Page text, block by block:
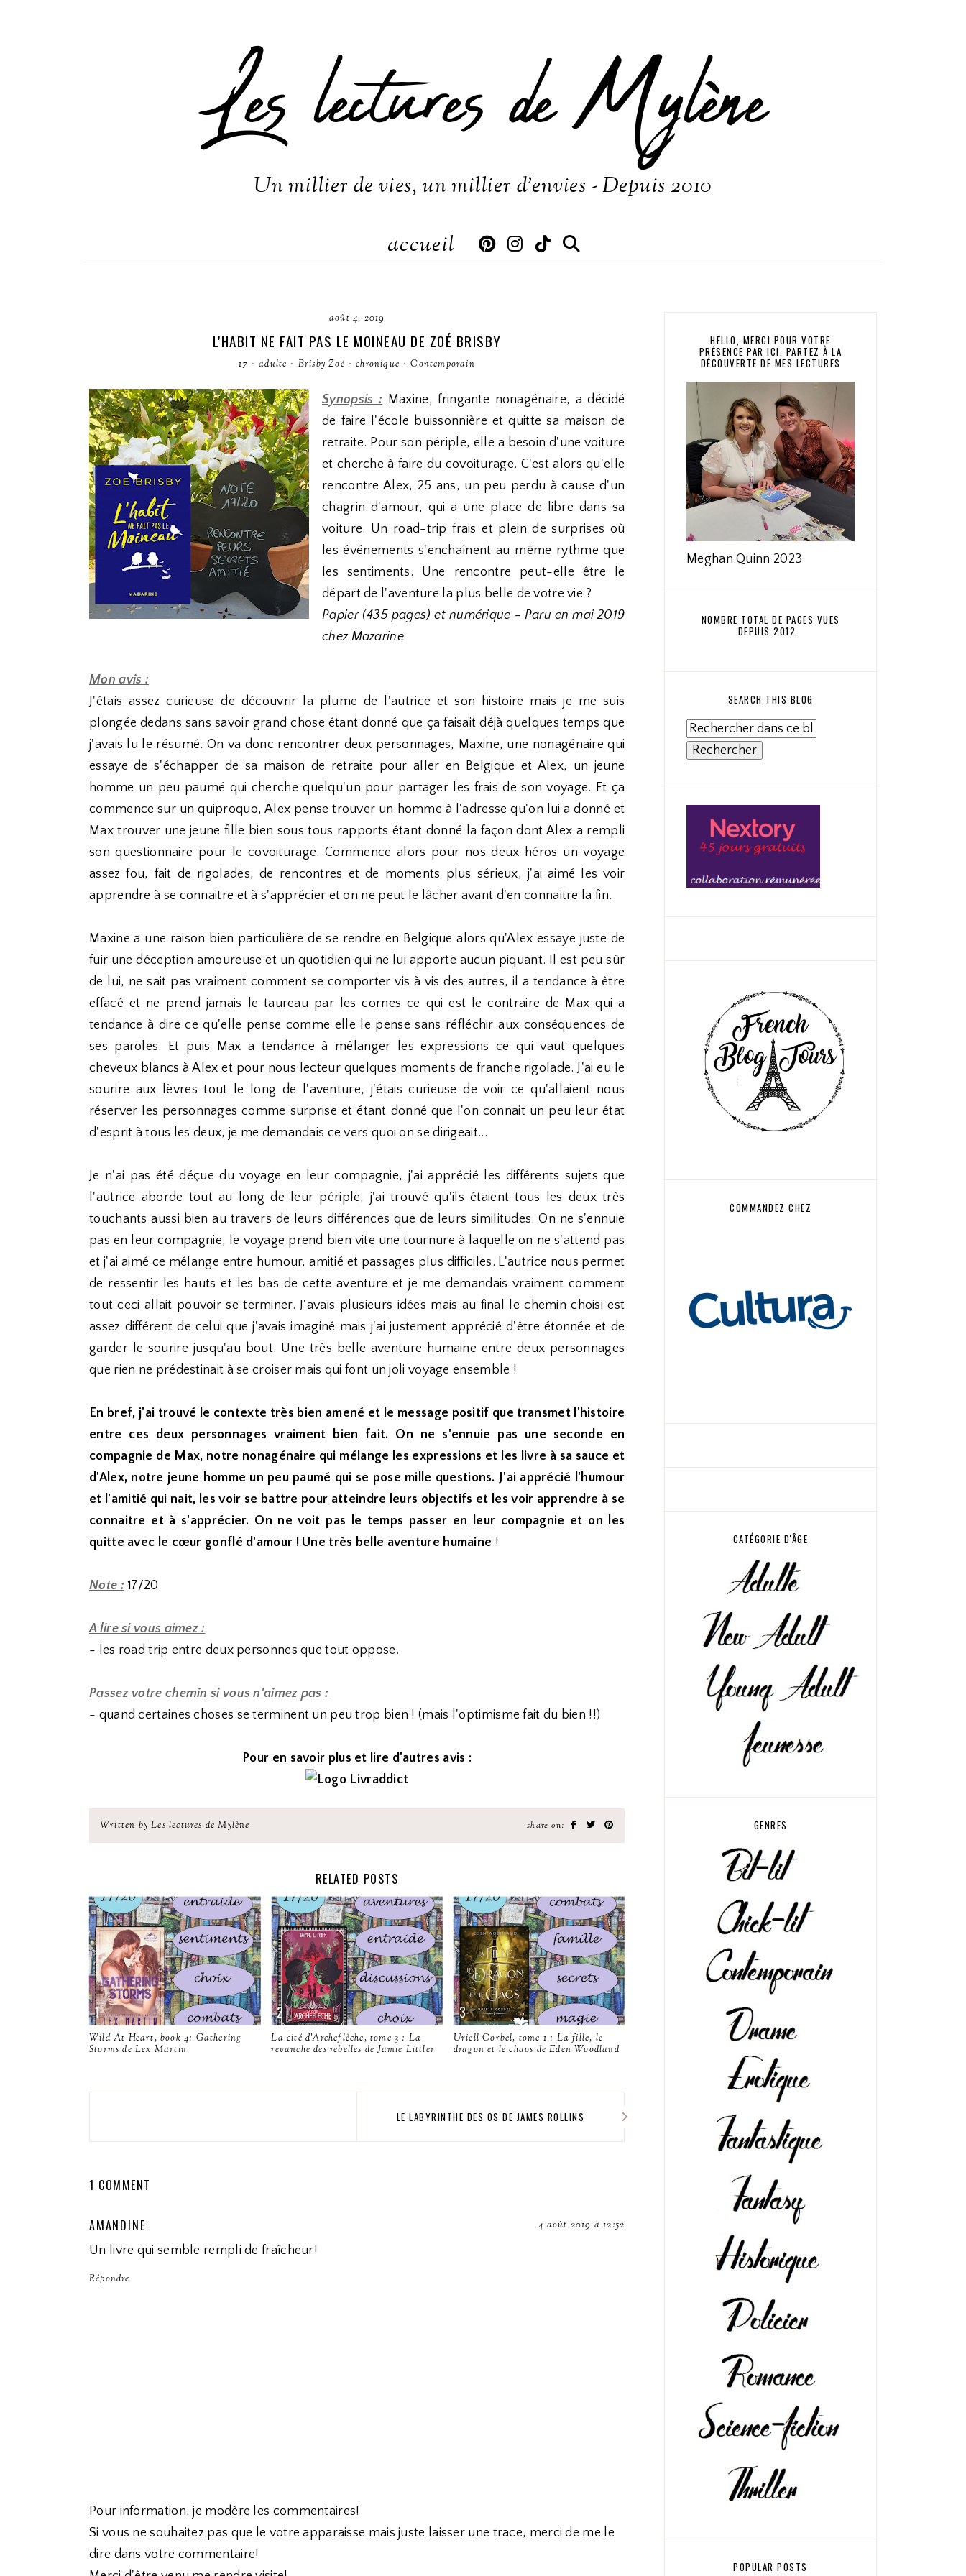
Les lectures de Mylène
Un millier de vies, un millier d'envies - Depuis 2010
accueil
août 4, 2019
L'HABIT NE FAIT PAS LE MOINEAU DE ZOÉ BRISBY
17 · adulte · Brisby Zoé · chronique · Contemporain
Synopsis : Maxine, fringante nonagénaire, a décidé
de faire l'école buissonnière et quitte sa maison de
retraite. Pour son périple, elle a besoin d'une voiture
et cherche à faire du covoiturage. C'est alors qu'elle
rencontre Alex, 25 ans, un peu perdu à cause d'un
chagrin d'amour, qui a une place de libre dans sa
voiture. Un road-trip frais et plein de surprises où
les événements s'enchaînent au même rythme que
les sentiments. Une rencontre peut-elle être le
départ de l'aventure la plus belle de votre vie ?
Papier (435 pages) et numérique - Paru en mai 2019
chez Mazarine
Mon avis :
J'étais assez curieuse de découvrir la plume de l'autrice et son histoire mais je me suis
plongée dedans sans savoir grand chose étant donné que ça faisait déjà quelques temps que
j'avais lu le résumé. On va donc rencontrer deux personnages, Maxine, une nonagénaire qui
essaye de s'échapper de sa maison de retraite pour aller en Belgique et Alex, un jeune
homme un peu paumé qui cherche quelqu'un pour partager les frais de son voyage. Et ça
commence sur un quiproquo, Alex pense trouver un homme à l'adresse qu'on lui a donné et
Max trouver une jeune fille bien sous tous rapports étant donné la façon dont Alex a rempli
son questionnaire pour le covoiturage. Commence alors pour nos deux héros un voyage
assez fou, fait de rigolades, de rencontres et de moments plus sérieux, j'ai aimé les voir
apprendre à se connaitre et à s'apprécier et on ne peut le lâcher avant d'en connaitre la fin.
Maxine a une raison bien particulière de se rendre en Belgique alors qu'Alex essaye juste de
fuir une déception amoureuse et un quotidien qui ne lui apporte aucun piquant. Il est peu sûr
de lui, ne sait pas vraiment comment se comporter vis à vis des autres, il a tendance à être
effacé et ne prend jamais le taureau par les cornes ce qui est le contraire de Max qui a
tendance à dire ce qu'elle pense comme elle le pense sans réfléchir aux conséquences de
ses paroles. Et puis Max a tendance à mélanger les expressions ce qui vaut quelques
cheveux blancs à Alex et pour nous lecteur quelques moments de franche rigolade. J'ai eu le
sourire aux lèvres tout le long de l'aventure, j'étais curieuse de voir ce qu'allaient nous
réserver les personnages comme surprise et étant donné que l'on connait un peu leur état
d'esprit à tous les deux, je me demandais ce vers quoi on se dirigeait...
Je n'ai pas été déçue du voyage en leur compagnie, j'ai apprécié les différents sujets que
l'autrice aborde tout au long de leur périple, j'ai trouvé qu'ils étaient tous les deux très
touchants aussi bien au travers de leurs différences que de leurs similitudes. On ne s'ennuie
pas en leur compagnie, le voyage prend bien vite une tournure à laquelle on ne s'attend pas
et j'ai aimé ce mélange entre humour, amitié et passages plus difficiles. L'autrice nous permet
de ressentir les hauts et les bas de cette aventure et je me demandais vraiment comment
tout ceci allait pouvoir se terminer. J'avais plusieurs idées mais au final le chemin choisi est
assez différent de celui que j'avais imaginé mais j'ai justement apprécié d'être étonnée et de
garder le sourire jusqu'au bout. Une très belle aventure humaine entre deux personnages
que rien ne prédestinait à se croiser mais qui font un joli voyage ensemble !
En bref, j'ai trouvé le contexte très bien amené et le message positif que transmet l'histoire
entre ces deux personnages vraiment bien fait. On ne s'ennuie pas une seconde en
compagnie de Max, notre nonagénaire qui mélange les expressions et les livre à sa sauce et
d'Alex, notre jeune homme un peu paumé qui se pose mille questions. J'ai apprécié l'humour
et l'amitié qui nait, les voir se battre pour atteindre leurs objectifs et les voir apprendre à se
connaitre et à s'apprécier. On ne voit pas le temps passer en leur compagnie et on les
quitte avec le cœur gonflé d'amour ! Une très belle aventure humaine !
Note : 17/20
A lire si vous aimez :
- les road trip entre deux personnes que tout oppose.
Passez votre chemin si vous n'aimez pas :
- quand certaines choses se terminent un peu trop bien ! (mais l'optimisme fait du bien !!)
Pour en savoir plus et lire d'autres avis :
Written by Les lectures de Mylène share on:
RELATED POSTS
Wild At Heart, book 4: Gathering
Storms de Lex Martin
La cité d'Archeflèche, tome 3 : La
revanche des rebelles de Jamie Littler
Uriell Corbel, tome 1 : La fille, le
dragon et le chaos de Eden Woodland
LE LABYRINTHE DES OS DE JAMES ROLLINS
1 COMMENT
AMANDINE 4 août 2019 à 12:52
Un livre qui semble rempli de fraîcheur!
Répondre
Pour information, je modère les commentaires!
Si vous ne souhaitez pas que le votre apparaisse mais juste laisser une trace, merci de me le
dire dans votre commentaire!
HELLO, MERCI POUR VOTRE
PRÉSENCE PAR ICI, PARTEZ À LA
DÉCOUVERTE DE MES LECTURES
Meghan Quinn 2023
NOMBRE TOTAL DE PAGES VUES
DEPUIS 2012
SEARCH THIS BLOG
COMMANDEZ CHEZ
CATÉGORIE D'ÂGE
GENRES
POPULAR POSTS